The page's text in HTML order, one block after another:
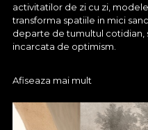
activitatilor de zi cu zi,
transforma spatiile in mici
departe de tumultul cotidian,
incarcata de optimism.
privit prin ceata diminetii, un
printr-o padure sub un amurg
imensa a unui castel baroc,
Afiseaza mai mult